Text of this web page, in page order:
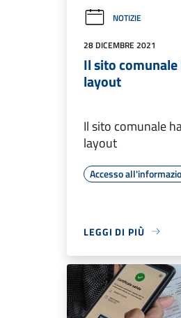
NOTIZIE
28 DICEMBRE 2021
Il sito
layout
Il sito comunale
layout
Accesso
LEGGI DI PIÙ